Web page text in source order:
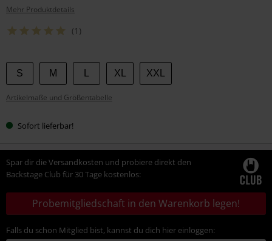
Mehr Produktdetails
(1)
Wähle
deine
Größe
S M XL XXL
Artikelmaße und Größentabelle
Sofort lieferbar!
Spar dir die Versandkosten und probiere direkt den
Backstage Club für 30 Tage kostenlos:
Probemitgliedschaft in den Warenkorb legen!
Falls du schon Mitglied bist, kannst du dich hier einloggen: